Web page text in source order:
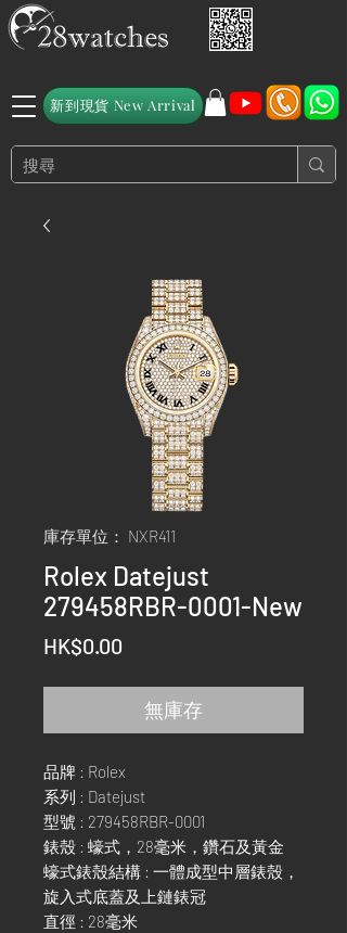
新到現貨 New Arrival
庫存單位： NXR411
Rolex Datejust
279458RBR-0001-New
HK$0.00
無庫存
品牌 : Rolex
系列 : Datejust
型號 : 279458RBR-0001
錶殼 : 蠔式，28毫米，鑽石及黃金
蠔式錶殼結構 : 一體成型中層錶殼，
旋入式底蓋及上鏈錶冠
直徑 : 28毫米